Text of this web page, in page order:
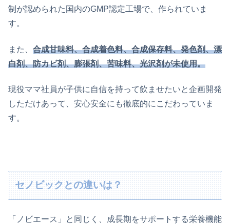
制が認められた国内のGMP認定工場で、作られていま
す。
また、 合成甘味料、合成着色料、合成保存料、発色剤、漂
白剤、防カビ剤、膨張剤、苦味料、光沢剤が未使用。
現役ママ社員が子供に自信を持って飲ませたいと企画開発
しただけあって、安心安全にも徹底的にこだわっていま
す。
セノビックとの違いは？
「ノビエース」と同じく、成長期をサポートする栄養機能